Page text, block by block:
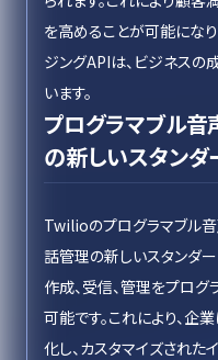
を高めることが可能にな
ジングAPIは、ビジネスの
います。
プログラマブル
の新しいスタンダ
Twilioのプログラマブル
話管理の新しいスタンダ
作成、受信、管理をプロ
可能です。これにより、企
化し、カスタマイズされた